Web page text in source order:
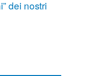
dei nostri